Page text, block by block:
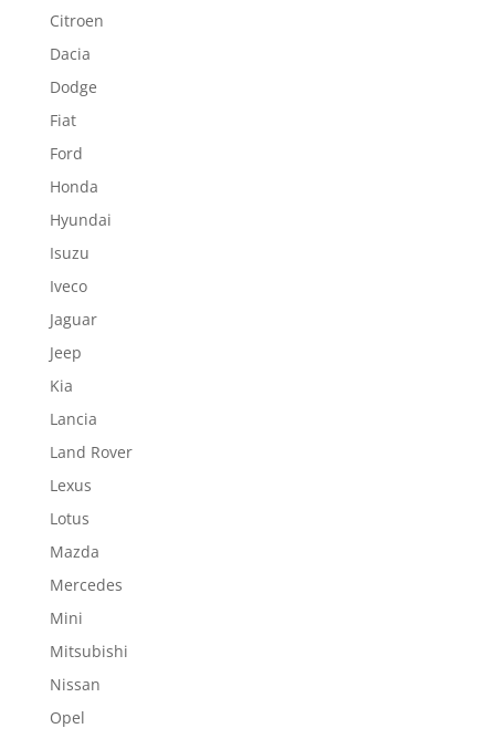
Citroen
Dacia
Dodge
Fiat
Ford
Honda
Hyundai
Isuzu
Iveco
Jaguar
Jeep
Kia
Lancia
Land Rover
Lexus
Lotus
Mazda
Mercedes
Mini
Mitsubishi
Nissan
Opel